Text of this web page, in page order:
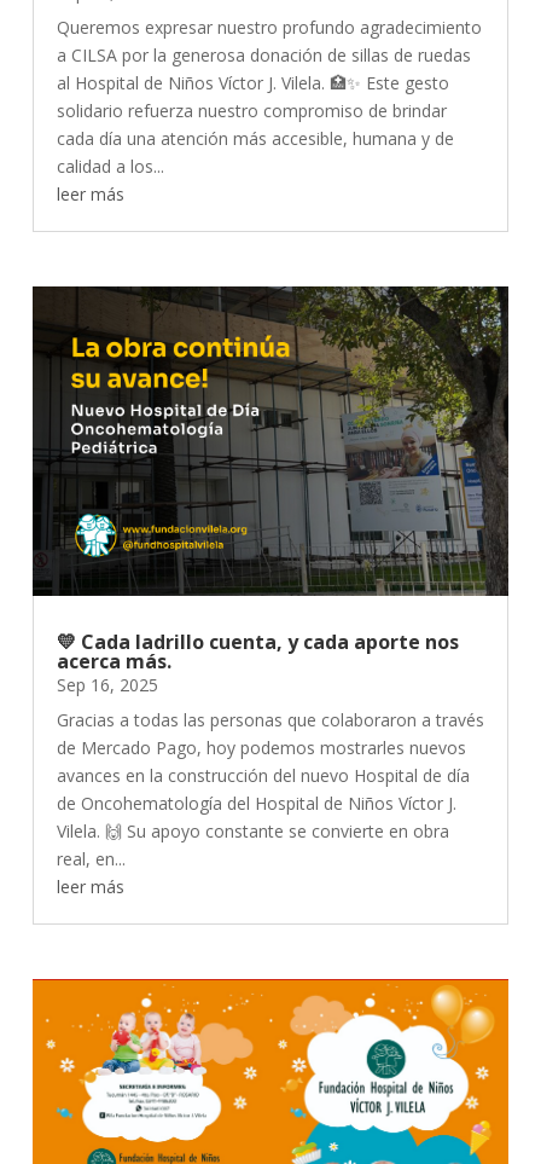
Queremos expresar nuestro profundo agradecimiento
a CILSA por la generosa donación de sillas de ruedas
al Hospital de Niños Víctor J. Vilela. 🏥✨ Este gesto
solidario refuerza nuestro compromiso de brindar
cada día una atención más accesible, humana y de
calidad a los...
leer más
💛 Cada ladrillo cuenta, y cada aporte nos
acerca más.
Sep 16, 2025
Gracias a todas las personas que colaboraron a través
de Mercado Pago, hoy podemos mostrarles nuevos
avances en la construcción del nuevo Hospital de día
de Oncohematología del Hospital de Niños Víctor J.
Vilela. 🙌 Su apoyo constante se convierte en obra
real, en...
leer más